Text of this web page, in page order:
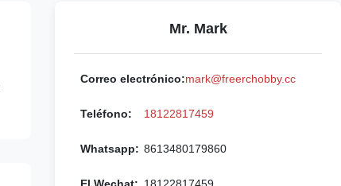
Mr. Mark
Correo electrónico:mark@freerchobby.cc
Teléfono: 18122817459
Whatsapp: 8613480179860